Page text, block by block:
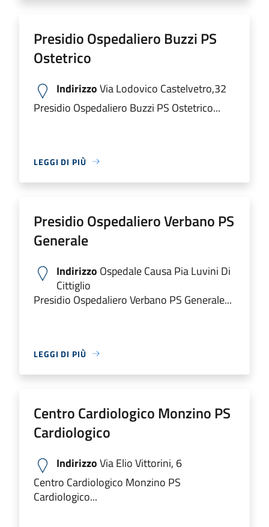
Presidio Ospedaliero Buzzi PS
Ostetrico
IndirizzoVia Lodovico Castelvetro,32
Presidio Ospedaliero Buzzi PS Ostetrico...
LEGGI DI PIÙ
Presidio Ospedaliero Verbano PS
Generale
Indirizzo Ospedale Causa Pia Luvini Di
Cittiglio
Presidio Ospedaliero Verbano PS Generale...
LEGGI DI PIÙ
Centro Cardiologico Monzino PS
Cardiologico
IndirizzoVia Elio Vittorini, 6
Centro Cardiologico Monzino PS
Cardiologico...